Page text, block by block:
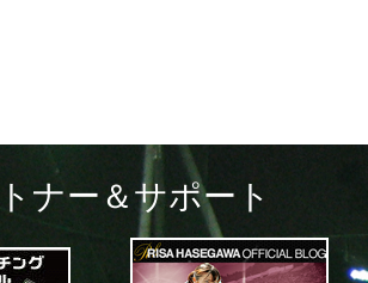
ナー＆サポート